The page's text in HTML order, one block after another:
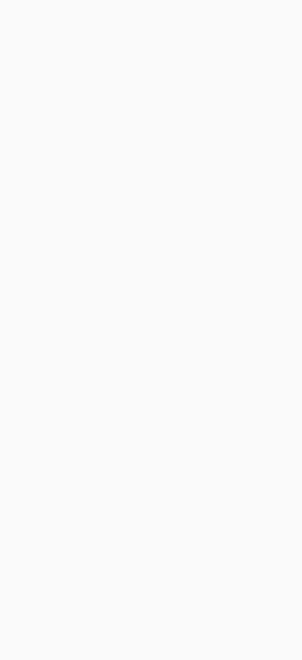
نداشته باشند. تصفیه کننده های
هم با بهره گیری از ماسور هایی
بهشت بسیار به این هتل نزدیک می
در انتهای خیابان کوالالامپور و